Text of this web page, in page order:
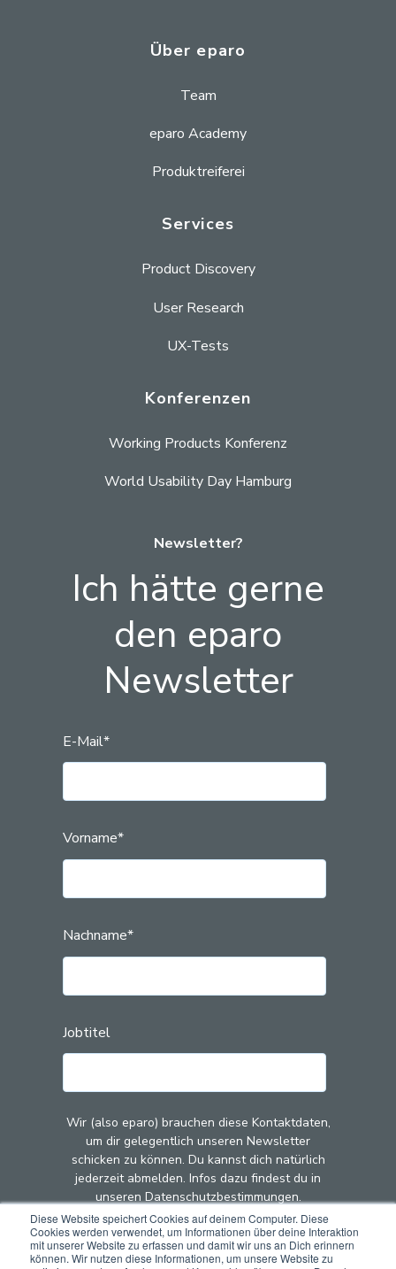
Diese Website speichert Cookies auf deinem Computer. Diese
Cookies werden verwendet, um Informationen über deine Interaktion
mit unserer Website zu erfassen und damit wir uns an Dich erinnern
können. Wir nutzen diese Informationen, um unsere Website zu
Über eparo
Team
eparo Academy
Produktreiferei
Services
Product Discovery
User Research
UX-Tests
Konferenzen
Working Products Konferenz
World Usability Day Hamburg
Newsletter?
Ich hätte gerne
den eparo
Newsletter
E-Mail*
Vorname*
Nachname*
Jobtitel
Wir (also eparo) brauchen diese Kontaktdaten,
um dir gelegentlich unseren Newsletter
schicken zu können. Du kannst dich natürlich
jederzeit abmelden. Infos dazu findest du in
unseren Datenschutzbestimmungen.
Mit dem Klick auf "Abschicken" stimmst du zu,
dass wir (also eparo) deine Kontaktdaten zu